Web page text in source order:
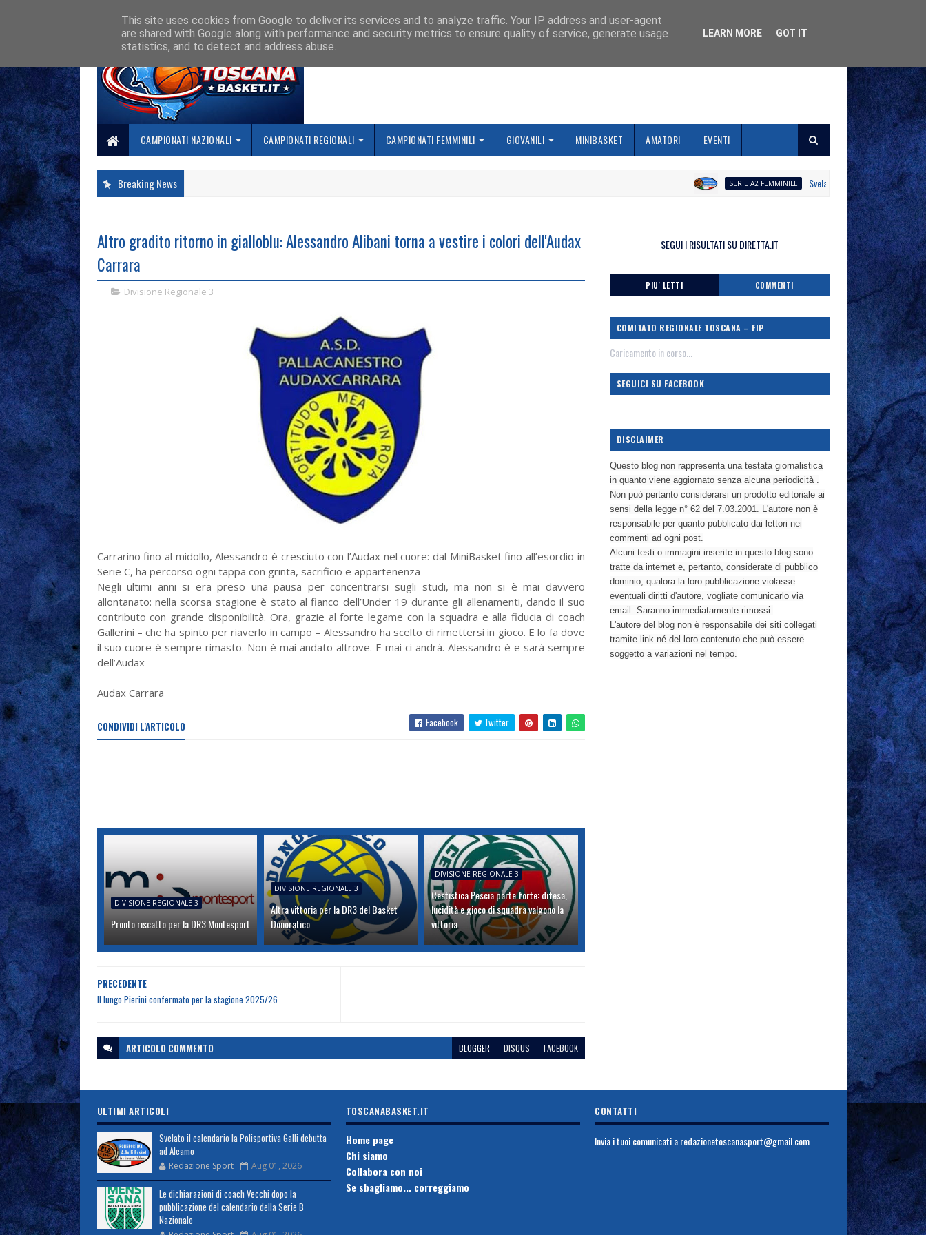
CAMPIONATI NAZIONALI CAMPIONATI REGIONALI CAMPIONATI FEMMINILI GIOVANILI MINIBASKET AMATORI EVENTI
Breaking News SERIE A2 FEMMINILE Svelato il calendario la Polisportiva
Altro gradito ritorno in gialloblu: Alessandro Alibani torna a vestire i colori dell'Audax
Carrara
Divisione Regionale 3
Carrarino fino al midollo, Alessandro è cresciuto con l’Audax nel cuore: dal MiniBasket fino all’esordio in
Serie C, ha percorso ogni tappa con grinta, sacrificio e appartenenza
Negli ultimi anni si era preso una pausa per concentrarsi sugli studi, ma non si è mai davvero
allontanato: nella scorsa stagione è stato al fianco dell’Under 19 durante gli allenamenti, dando il suo
contributo con grande disponibilità. Ora, grazie al forte legame con la squadra e alla fiducia di coach
Gallerini – che ha spinto per riaverlo in campo – Alessandro ha scelto di rimettersi in gioco. E lo fa dove
il suo cuore è sempre rimasto. Non è mai andato altrove. E mai ci andrà. Alessandro è e sarà sempre
dell’Audax
Audax Carrara
CONDIVIDI L'ARTICOLO Facebook Twitter
DIVISIONE REGIONALE 3
Pronto riscatto per la DR3 Montesport
DIVISIONE REGIONALE 3
Altra vittoria per la DR3 del Basket
Donoratico
DIVISIONE REGIONALE 3
Cestistica Pescia parte forte: difesa,
lucidità e gioco di squadra valgono la
vittoria
PRECEDENTE
Il lungo Pierini confermato per la stagione 2025/26
ARTICOLO COMMENTO BLOGGER DISQUS FACEBOOK
SEGUI I RISULTATI SU DIRETTA.IT
PIU' LETTI COMMENTI
COMITATO REGIONALE TOSCANA – FIP
Caricamento in corso...
SEGUICI SU FACEBOOK
DISCLAIMER
Questo blog non rappresenta una testata giornalistica
in quanto viene aggiornato senza alcuna periodicità .
Non può pertanto considerarsi un prodotto editoriale ai
sensi della legge n° 62 del 7.03.2001. L'autore non è
responsabile per quanto pubblicato dai lettori nei
commenti ad ogni post.
Alcuni testi o immagini inserite in questo blog sono
tratte da internet e, pertanto, considerate di pubblico
dominio; qualora la loro pubblicazione violasse
eventuali diritti d'autore, vogliate comunicarlo via
email. Saranno immediatamente rimossi.
L'autore del blog non è responsabile dei siti collegati
tramite link né del loro contenuto che può essere
soggetto a variazioni nel tempo.
ULTIMI ARTICOLI
Svelato il calendario la Polisportiva Galli debutta
ad Alcamo
Redazione Sport Aug 01, 2026
Le dichiarazioni di coach Vecchi dopo la
pubblicazione del calendario della Serie B
Nazionale
TOSCANABASKET.IT
Home page
Chi siamo
Collabora con noi
Se sbagliamo... correggiamo
CONTATTI
Invia i tuoi comunicati aredazionetoscanasport@gmail.com
This site uses cookies from Google to deliver its services and to analyze traffic. Your IP address and user-agent
are shared with Google along with performance and security metrics to ensure quality of service, generate usage
statistics, and to detect and address abuse.
LEARN MORE GOT IT